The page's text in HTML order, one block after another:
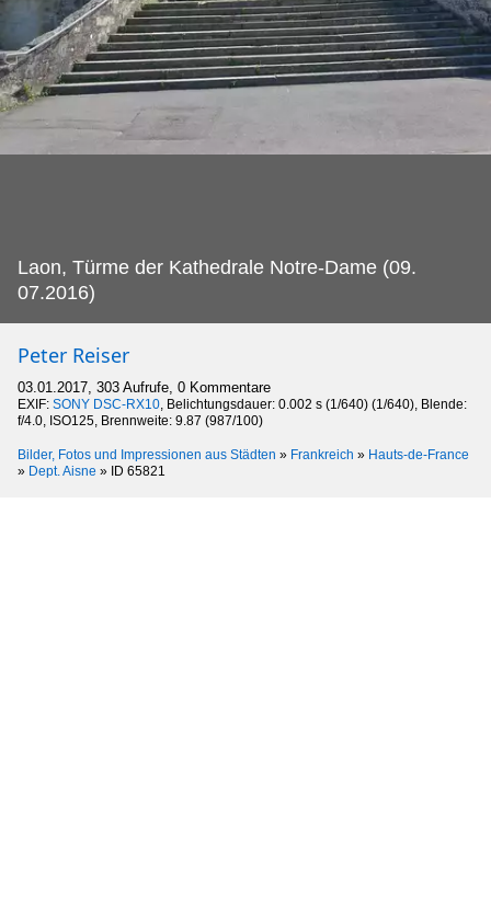
Laon, Türme der Kathedrale Notre-Dame (09.
07.2016)
Peter Reiser
03.01.2017, 303 Aufrufe, 0 Kommentare
EXIF: SONY DSC-RX10, Belichtungsdauer: 0.002 s (1/640) (1/640), Blende:
f/4.0, ISO125, Brennweite: 9.87 (987/100)
Bilder, Fotos und Impressionen aus Städten » Frankreich » Hauts-de-France
» Dept. Aisne » ID 65821